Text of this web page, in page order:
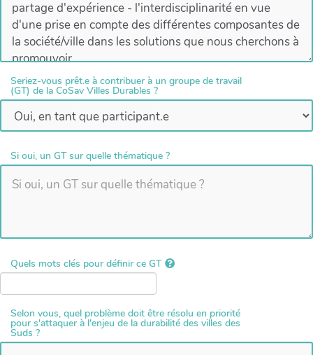
Seriez-vous prêt.e à contribuer à un groupe de travail
(GT) de la CoSav Villes Durables ?
Si oui, un GT sur quelle thématique ?
Quels mots clés pour définir ce GT
Selon vous, quel problème doit être résolu en priorité
pour s'attaquer à l'enjeu de la durabilité des villes des
Suds ?